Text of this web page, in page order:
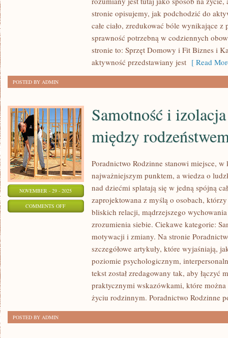
stronie opisujemy, jak podchodzić do
całe ciało, zredukować bóle wynikające
sprawność potrzebną w codziennych
stronie to: Sprzęt Domowy i Fit Biznes i
aktywność przedstawiany jest [ Read
POSTED BY ADMIN
NOVEMBER - 29 - 2025
COMMENTS OFFON
RODZEŃSTWEM
Samotność i
między
Poradnictwo Rodzinne stanowi miejsce,
najważniejszym punktem, a wiedza o
nad dziećmi splatają się w jedną spójną
zaprojektowana z myślą o osobach,
bliskich relacji, mądrzejszego
zrozumienia siebie. Ciekawe kategorie:
motywacji i zmiany. Na stronie
szczegółowe artykuły, które wyjaśniają,
poziomie psychologicznym,
tekst został zredagowany tak, aby łączyć
praktycznymi wskazówkami, które
życiu rodzinnym. Poradnictwo Rodzinne
POSTED BY ADMIN